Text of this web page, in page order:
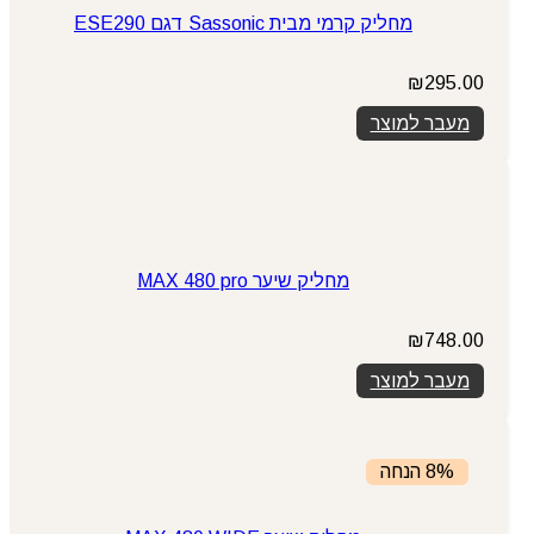
מחליק קרמי מבית Sassonic דגם ESE290
₪295.00
מעבר למוצר
מחליק שיער MAX 480 pro
₪748.00
מעבר למוצר
8% הנחה